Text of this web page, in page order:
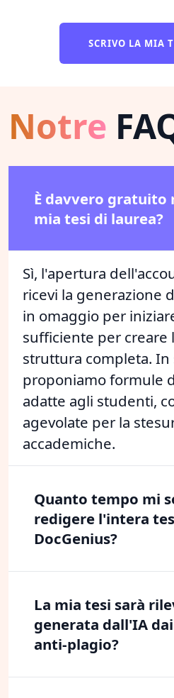
SCRIVO LA MIA
Notre
È davvero gratuito
mia tesi di laurea?
Sì, l'apertura
ricevi la generazione
in omaggio per
sufficiente per creare
struttura completa. In
proponiamo formule
adatte agli studenti,
agevolate per la
accademiche.
Quanto tempo mi
redigere l'intera
DocGenius?
La mia tesi sarà
generata dall'IA
anti-plagio?